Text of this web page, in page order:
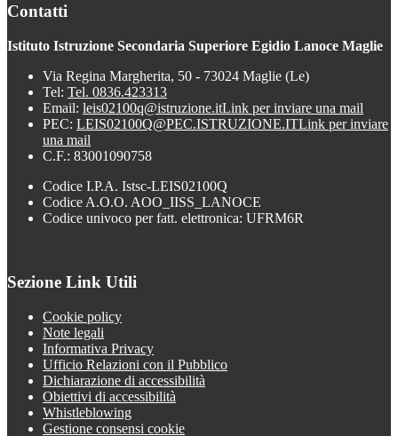
Contatti
Istituto Istruzione Secondaria Superiore Egidio Lanoce Maglie
Via Regina Margherita, 50 - 73024 Maglie (Le)
Tel: Tel. 0836.423313
Email: leis02100q@istruzione.itLink per inviare una mail
PEC: LEIS02100Q@PEC.ISTRUZIONE.ITLink per inviare
una mail
C.F.: 83001090758
Codice I.P.A. Istsc-LEIS02100Q
Codice A.O.O. AOO_IISS_LANOCE
Codice univoco per fatt. elettronica: UFRM6R
Sezione Link Utili
Cookie policy
Note legali
Informativa Privacy
Ufficio Relazioni con il Pubblico
Dichiarazione di accessibilità
Obiettivi di accessibilità
Whistleblowing
Gestione consensi cookie